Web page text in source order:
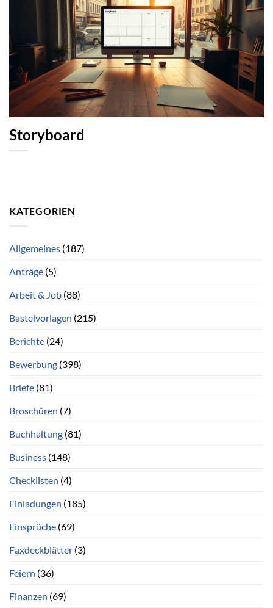
Storyboard
KATEGORIEN
Allgemeines (187)
Anträge (5)
Arbeit & Job (88)
Bastelvorlagen (215)
Berichte (24)
Bewerbung (398)
Briefe (81)
Broschüren (7)
Buchhaltung (81)
Business (148)
Checklisten (4)
Einladungen (185)
Einsprüche (69)
Faxdeckblätter (3)
Feiern (36)
Finanzen (69)